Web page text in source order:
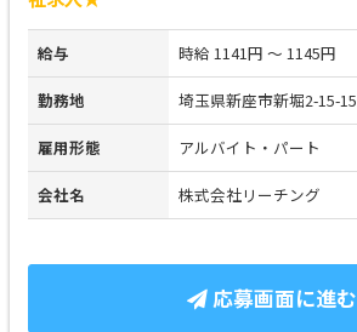
給与 時給 1141円 ～ 1145円
勤務地 埼玉県新座市新堀2-15-15
雇用形態 アルバイト・パート
会社名 株式会社リーチング
応募画面に進む